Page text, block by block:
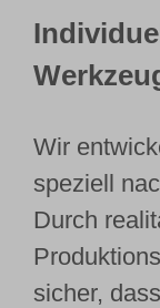
Wir
speziell
Durch
sicher,